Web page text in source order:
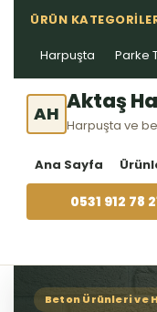
ÜRÜN
Harpuşta Parke
AH Aktaş
Harpuşta ve
Ana Sayfa
0531 912 78